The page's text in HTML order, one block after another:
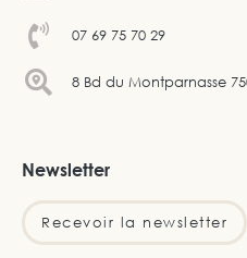
07 69 75 70 29
8 Bd du Montparnasse
Newsletter
Recevoir la newsletter